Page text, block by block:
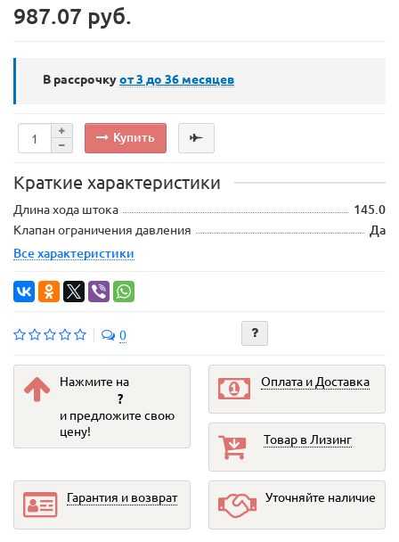
987.07 руб.
В рассрочкуот 3 до 36 месяцев
Купить
Краткие характеристики
Длина хода штока 145.0
Клапан ограничения давления
Да
Все характеристики
0
Нажмите на
?
и предложите свою
цену!
Оплата и Доставка
Товар в Лизинг
Гарантия и возврат Уточняйте наличие